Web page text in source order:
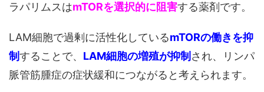
ラパリムスはmTORを選択的に阻害する薬剤です。
LAM細胞で過剰に活性化しているmTORの働きを抑
制することで、 LAM細胞の増殖が抑制 され、リンパ
脈管筋腫症の症状緩和につながると考えられます。